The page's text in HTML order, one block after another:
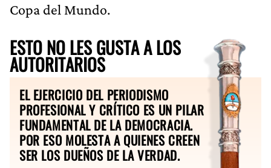
Copa del Mundo.
ESTO NO LES GUSTA A LOS
AUTORITARIOS
EL EJERCICIO DEL PERIODISMO
PROFESIONAL Y CRÍTICO ES UN PILAR
FUNDAMENTAL DE LA DEMOCRACIA.
POR ESO MOLESTA A QUIENES CREEN
SER LOS DUEÑOS DE LA VERDAD.